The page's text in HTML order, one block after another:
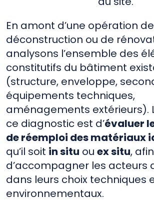
En amont d’une opération de
déconstruction ou de
analysons l’ensemble des
constitutifs du bâtiment
(structure, enveloppe,
équipements techniques,
aménagements extérieurs).
ce diagnostic est d’évaluer
de réemploi des matériaux
qu’il soit in situ ou ex situ, afin
d’accompagner les acteurs
dans leurs choix techniques
environnementaux.